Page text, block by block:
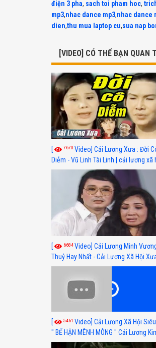
điện 3 pha, sach toi pham hoc,
mp3,nhac dance mp3,nhac dance
dien,thu mua laptop cu,sua nap
[VIDEO] CÓ THỂ BẠN QUAN
[ 7670 Video] Cải Lương Xưa : Đời
Diễm - Vũ Linh Tài Linh | cải lương xã
hay nhất
[ 6684Video] Cải Lương Minh
Thuỷ Hay Nhất - Cải Lương Xã Hội
Hủ
[ 5461 Video] Cải Lương Xã Hội
" BỂ HẬN MÊNH MÔNG " Cải Lương
Long, Thanh Ngân Hay Nhất